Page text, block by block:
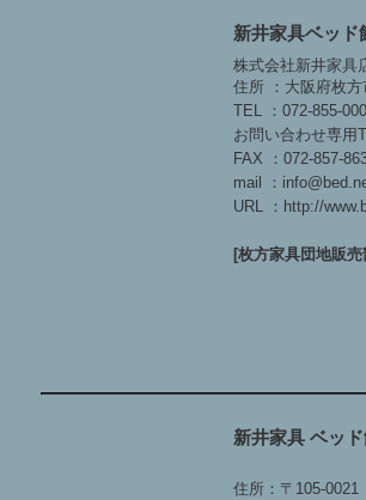
新井家具ベッド
株式会社新井家具
住所 ：大阪府枚
TEL ：072-855-
お問い合わせ専用
FAX ：072-857-
mail ：
URL ：http://
[枚方家具団地販
新井家具 ベッ
住所：〒105-0021